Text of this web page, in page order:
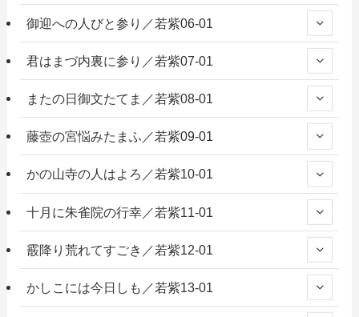
御迎への人びと参り／若紫06-01
君はまづ内裏に参り／若紫07-01
またの日御文たてま／若紫08-01
藤壺の宮悩みたまふ／若紫09-01
かの山寺の人はよろ／若紫10-01
十月に朱雀院の行幸／若紫11-01
霰降り荒れてすごき／若紫12-01
かしこには今日しも／若紫13-01